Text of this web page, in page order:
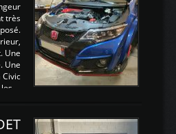
très
Une
Une
Civic
...